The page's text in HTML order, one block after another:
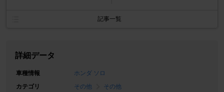
記事一覧
詳細データ
車種情報
ホンダ ソロ
カテゴリ
その他
その他